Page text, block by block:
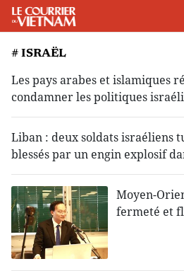
# ISRAËL
Les pays arabes et islamiques
condamner les politiques
Liban : deux soldats israéliens
blessés par un engin explosif
Moyen-
fermeté et